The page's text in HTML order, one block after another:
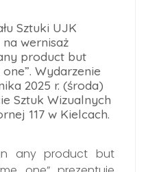
Sztuki UJK
wernisaż
product but
Wydarzenie
2025 r. (środa)
Sztuk Wizualnych
117 w Kielcach.
any product but